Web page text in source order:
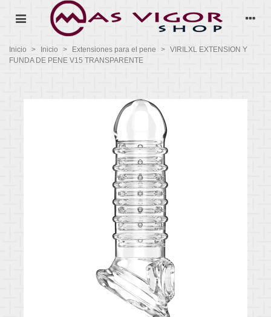
Inicio > Inicio > Extensiones para el pene > VIRILXL EXTENSION Y
FUNDA DE PENE V15 TRANSPARENTE